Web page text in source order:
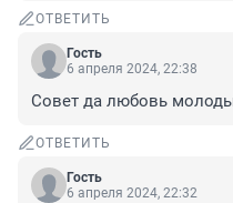
ОТВЕТИТЬ
Гость
6 апреля 2024, 22:38
Совет да любовь
ОТВЕТИТЬ
Гость
6 апреля 2024, 22:32